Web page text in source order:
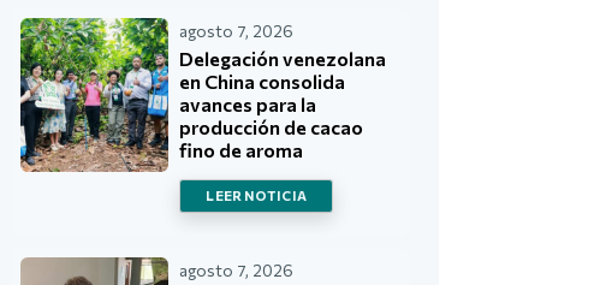
agosto 7, 2026
Delegación venezolana
en China consolida
avances para la
producción de cacao
fino de aroma
LEER NOTICIA
agosto 7, 2026